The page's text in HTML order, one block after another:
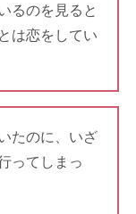
るのを見ると
は恋をしてい
たのに、いざ
ってしまっ